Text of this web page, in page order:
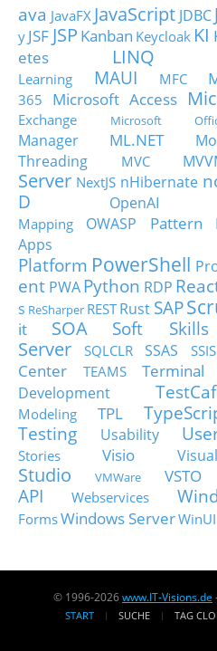
ava JavaFX JavaScript JDBC
y JSF JSP Kanban Keycloak KI
etes
LINQ
Learning
MAUI MFC
365
Microsoft Access
Exchange
Microsoft
Manager
ML.NET
Threading
MVC
Server NextJS nHibernate
D
OpenAI
Mapping
OWASP Pattern
Apps
Platform PowerShell
ent PWA Python RDP
s ReSharper RESTRust SAP
it
SOA Soft Skills
Server
SQLCLR SSAS SSIS
Center
TEAMS Terminal
Development
Modeling
TPL
Testing
Usability
Stories
Visio
Studio
VMWare VSTO
API
Webservices
FormsWindows ServerWinUI
© 1996-2026www.IT-Visions.de
START SUCHE TAG